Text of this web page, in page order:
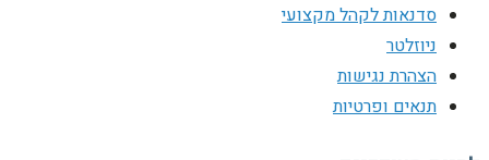
סדנאות לקהל מקצועי
ניוזלטר
הצהרת נגישות
תנאים ופרטיות